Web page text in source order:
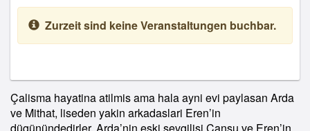
Zurzeit sind keine Veranstaltungen buchbar.
Çalisma hayatina atilmis ama hala ayni evi paylasan Arda
ve Mithat, liseden yakin arkadaslari Eren’in